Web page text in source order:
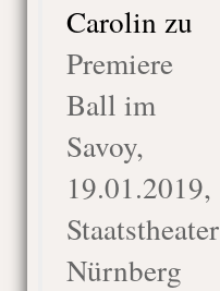
Carolin zu
Premiere
Ball im
Savoy,
19.01.2019,
Staatstheater
Nürnberg